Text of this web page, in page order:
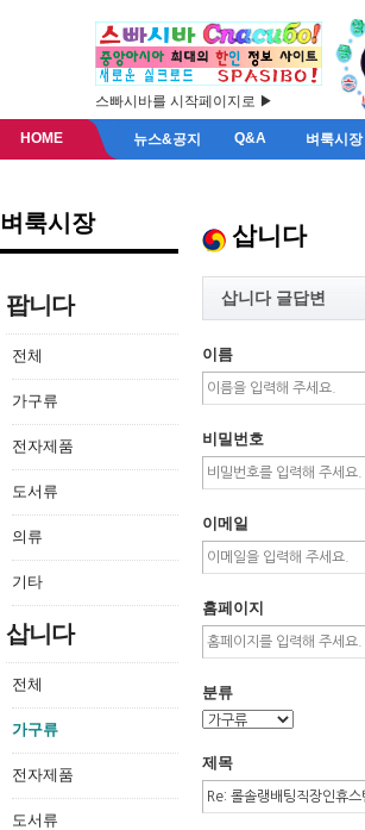
스빠시바를 시작페이지로 ▶
HOME 뉴스&공지 Q&A 벼룩시장
벼룩시장
팝니다
전체
가구류
전자제품
도서류
의류
기타
삽니다
전체
가구류
전자제품
도서류
삽니다
삽니다 글답변
이름
비밀번호
이메일
홈페이지
분류
제목